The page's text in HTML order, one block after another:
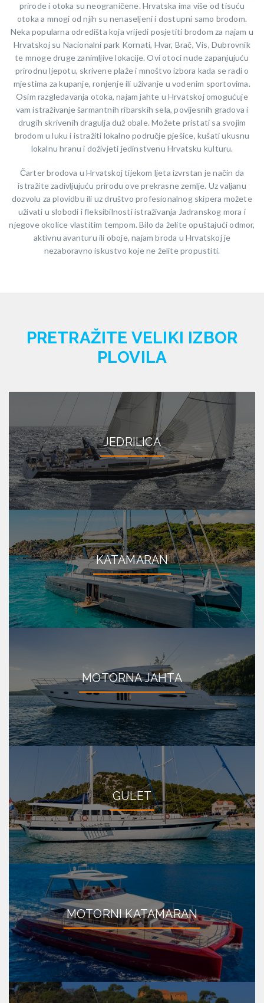
prirode i otoka su neograničene. Hrvatska ima više od tisuću
otoka a mnogi od njih su nenaseljeni i dostupni samo brodom.
Neka popularna odredišta koja vrijedi posjetiti brodom za najam u
Hrvatskoj su Nacionalni park Kornati, Hvar, Brač, Vis, Dubrovnik
te mnoge druge zanimljive lokacije. Ovi otoci nude zapanjujuću
prirodnu ljepotu, skrivene plaže i mnoštvo izbora kada se radi o
mjestima za kupanje, ronjenje ili uživanje u vodenim sportovima.
Osim razgledavanja otoka, najam jahte u Hrvatskoj omogućuje
vam istraživanje šarmantnih ribarskih sela, povijesnih gradova i
drugih skrivenih dragulja duž obale. Možete pristati sa svojim
brodom u luku i istražiti lokalno područje pješice, kušati ukusnu
lokalnu hranu i doživjeti jedinstvenu Hrvatsku kulturu.
Čarter brodova u Hrvatskoj tijekom ljeta izvrstan je način da
istražite zadivljujuću prirodu ove prekrasne zemlje. Uz valjanu
dozvolu za plovidbu ili uz društvo profesionalnog skipera možete
uživati ​​u slobodi i fleksibilnosti istraživanja Jadranskog mora i
njegove okolice vlastitim tempom. Bilo da želite opuštajući odmor,
aktivnu avanturu ili oboje, najam broda u Hrvatskoj je
nezaboravno iskustvo koje ne želite propustiti.
PRETRAŽITE VELIKI IZBOR
PLOVILA
JEDRILICA
KATAMARAN
MOTORNA JAHTA
GULET
MOTORNI KATAMARAN